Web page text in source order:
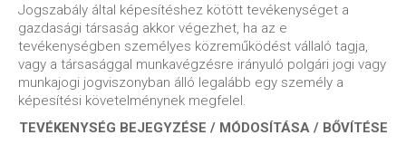
Jogszabály által képesítéshez kötött tevékenységet a
gazdasági társaság akkor végezhet, ha az e
tevékenységben személyes közreműködést vállaló tagja,
vagy a társasággal munkavégzésre irányuló polgári jogi vagy
munkajogi jogviszonyban álló legalább egy személy a
képesítési követelménynek megfelel.
TEVÉKENYSÉG BEJEGYZÉSE / MÓDOSÍTÁSA / BŐVÍTÉSE